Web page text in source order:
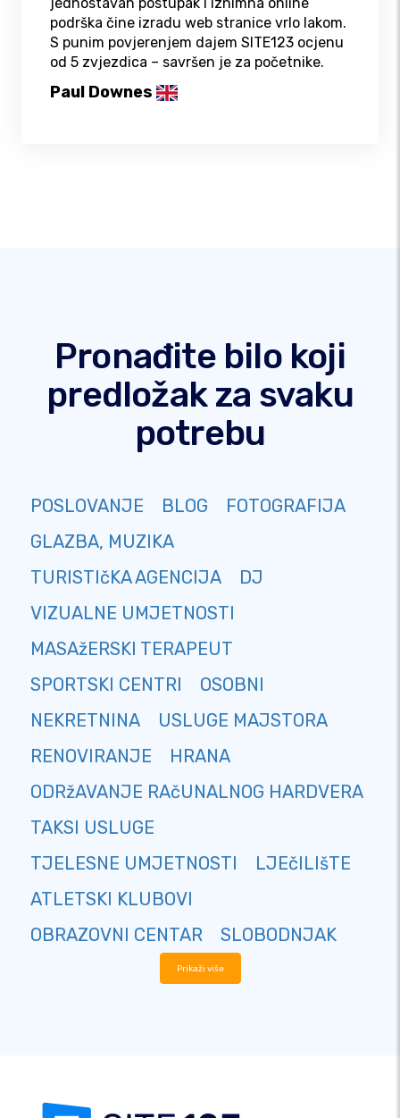
podrška čine izradu web stranice vrlo lakom.
S punim povjerenjem dajem SITE123 ocjenu
od 5 zvjezdica – savršen je za početnike.
Paul Downes
Pronađite bilo koji
predložak za svaku
potrebu
POSLOVANJE BLOG
FOTOGRAFIJA
GLAZBA, MUZIKA
TURISTIčKA AGENCIJA
DJ
VIZUALNE UMJETNOSTI
MASAžERSKI TERAPEUT
SPORTSKI CENTRI
OSOBNI
NEKRETNINA
USLUGE MAJSTORA
RENOVIRANJE
HRANA
ODRžAVANJE RAčUNALNOG HARDVERA
TAKSI USLUGE
TJELESNE UMJETNOSTI
LJEčILIšTE
ATLETSKI KLUBOVI
OBRAZOVNI CENTAR
SLOBODNJAK
Prikaži više